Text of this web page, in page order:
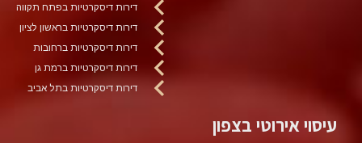
דירות דיסקרטיות בפתח תקווה
דירות דיסקרטיות בראשון לציון
דירות דיסקרטיות ברחובות
דירות דיסקרטיות ברמת גן
דירות דיסקרטיות בתל אביב
עיסוי אירוטי בצפון